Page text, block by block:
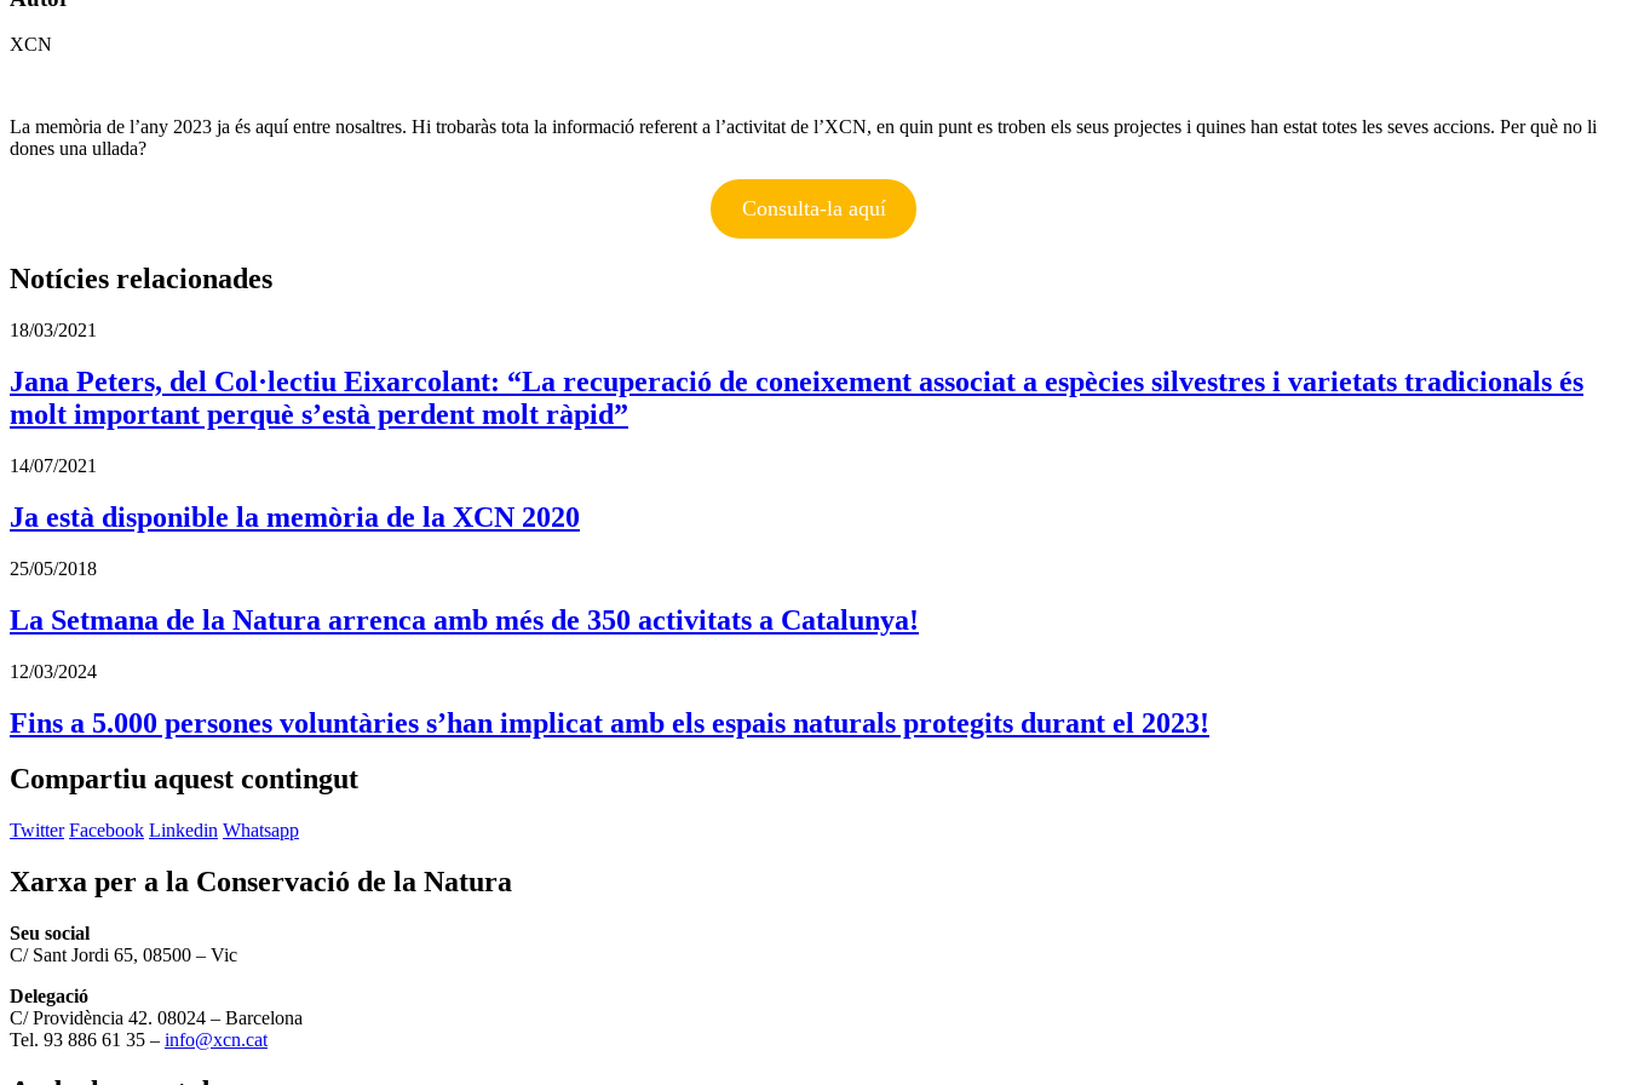
XCN
La memòria de l’any 2023 ja és aquí entre nosaltres. Hi trobaràs tota la informació referent a l’activitat de l’XCN, en quin punt es troben els seus projectes i quines han estat totes les seves accions. Per què no li
dones una ullada?
Consulta-la aquí
Notícies relacionades
18/03/2021
Jana Peters, del Col·lectiu Eixarcolant: “La recuperació de coneixement associat a espècies silvestres i varietats tradicionals és
molt important perquè s’està perdent molt ràpid”
14/07/2021
Ja està disponible la memòria de la XCN 2020
25/05/2018
La Setmana de la Natura arrenca amb més de 350 activitats a Catalunya!
12/03/2024
Fins a 5.000 persones voluntàries s’han implicat amb els espais naturals protegits durant el 2023!
Compartiu aquest contingut
Twitter Facebook Linkedin Whatsapp
Xarxa per a la Conservació de la Natura
Seu social
C/ Sant Jordi 65, 08500 – Vic
Delegació
C/ Providència 42. 08024 – Barcelona
Tel. 93 886 61 35 – info@xcn.cat